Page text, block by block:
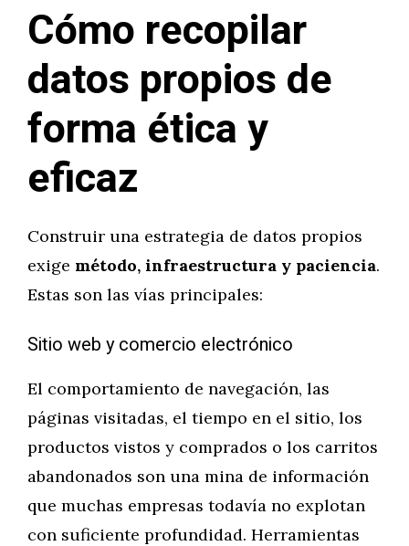
Cómo recopilar
datos propios de
forma ética y
eficaz
Construir una estrategia de datos propios
exige método, infraestructura y paciencia.
Estas son las vías principales:
Sitio web y comercio electrónico
El comportamiento de navegación, las
páginas visitadas, el tiempo en el sitio, los
productos vistos y comprados o los carritos
abandonados son una mina de información
que muchas empresas todavía no explotan
con suficiente profundidad. Herramientas